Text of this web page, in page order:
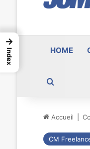
HOME
Accueil
CM
→
Index